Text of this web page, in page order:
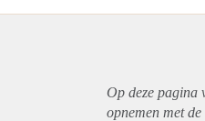
Op deze pagina
opnemen met de